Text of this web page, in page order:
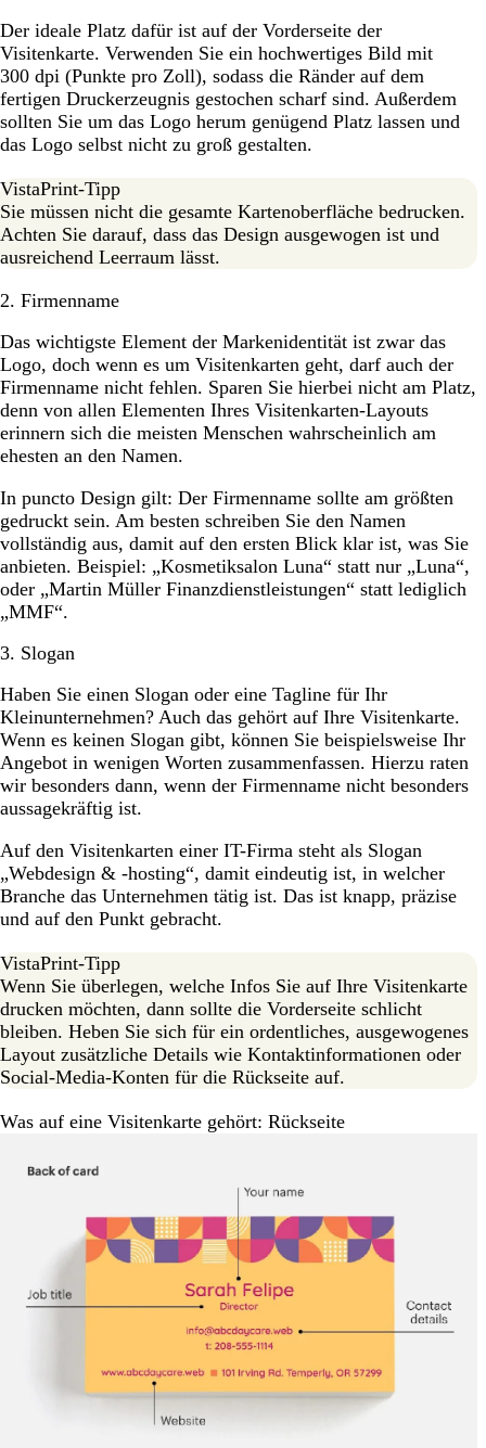
Der ideale Platz dafür ist auf der Vorderseite der
Visitenkarte. Verwenden Sie ein hochwertiges Bild mit
300 dpi (Punkte pro Zoll), sodass die Ränder auf dem
fertigen Druckerzeugnis gestochen scharf sind. Außerdem
sollten Sie um das Logo herum genügend Platz lassen und
das Logo selbst nicht zu groß gestalten.
VistaPrint-Tipp
Sie müssen nicht die gesamte Kartenoberfläche bedrucken.
Achten Sie darauf, dass das Design ausgewogen ist und
ausreichend Leerraum lässt.
2. Firmenname
Das wichtigste Element der Markenidentität ist zwar das
Logo, doch wenn es um Visitenkarten geht, darf auch der
Firmenname nicht fehlen. Sparen Sie hierbei nicht am Platz,
denn von allen Elementen Ihres Visitenkarten-Layouts
erinnern sich die meisten Menschen wahrscheinlich am
ehesten an den Namen.
In puncto Design gilt: Der Firmenname sollte am größten
gedruckt sein. Am besten schreiben Sie den Namen
vollständig aus, damit auf den ersten Blick klar ist, was Sie
anbieten. Beispiel: „Kosmetiksalon Luna“ statt nur „Luna“,
oder „Martin Müller Finanzdienstleistungen“ statt lediglich
„MMF“.
3. Slogan
Haben Sie einen Slogan oder eine Tagline für Ihr
Kleinunternehmen? Auch das gehört auf Ihre Visitenkarte.
Wenn es keinen Slogan gibt, können Sie beispielsweise Ihr
Angebot in wenigen Worten zusammenfassen. Hierzu raten
wir besonders dann, wenn der Firmenname nicht besonders
aussagekräftig ist.
Auf den Visitenkarten einer IT-Firma steht als Slogan
„Webdesign & -hosting“, damit eindeutig ist, in welcher
Branche das Unternehmen tätig ist. Das ist knapp, präzise
und auf den Punkt gebracht.
VistaPrint-Tipp
Wenn Sie überlegen, welche Infos Sie auf Ihre Visitenkarte
drucken möchten, dann sollte die Vorderseite schlicht
bleiben. Heben Sie sich für ein ordentliches, ausgewogenes
Layout zusätzliche Details wie Kontaktinformationen oder
Social-Media-Konten für die Rückseite auf.
Was auf eine Visitenkarte gehört: Rückseite